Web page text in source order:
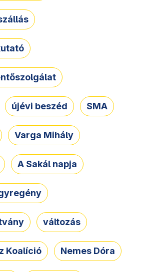
újévi beszéd SMA
Varga Mihály
A Sakál napja
változás
Koalíció Nemes Dóra